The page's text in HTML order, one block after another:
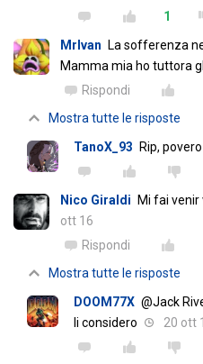
1
MrIvan La sofferenza
Mamma mia ho tuttora
Rispondi
Mostra tutte le risposte
TanoX_93 Rip,
Nico Giraldi Mi fai venir
ott 16
Rispondi
Mostra tutte le risposte
DOOM77X @Jack
li considero
20 ott